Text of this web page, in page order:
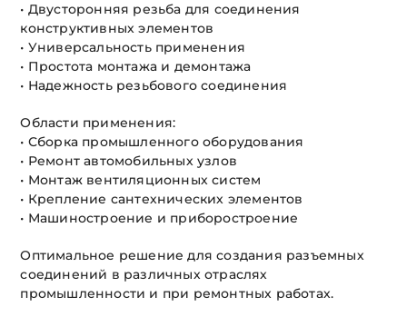
• Двусторонняя резьба для соединения
конструктивных элементов
• Универсальность применения
• Простота монтажа и демонтажа
• Надежность резьбового соединения
Области применения:
• Сборка промышленного оборудования
• Ремонт автомобильных узлов
• Монтаж вентиляционных систем
• Крепление сантехнических элементов
• Машиностроение и приборостроение
Оптимальное решение для создания разъемных
соединений в различных отраслях
промышленности и при ремонтных работах.